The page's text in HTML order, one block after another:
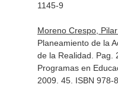
1145-9
Moreno Crespo,
Planeamiento de la
de la Realidad. Pag.
Programas en
2009. 45. ISBN 978-